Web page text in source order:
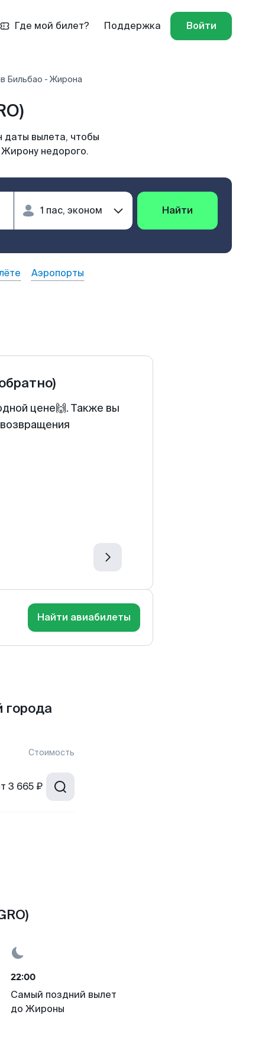
Где мой билет? Поддержка Войти
Бильбао - Жирона
вылета, чтобы
недорого.
Найти
Аэропорты
цене🙌. Также вы
Найти авиабилеты
Стоимость
3 665 ₽
22:00
Самый поздний вылет
до Жироны